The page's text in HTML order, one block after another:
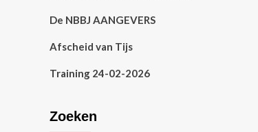
De NBBJ AANGEVERS
Afscheid van Tijs
Training 24-02-2026
Zoeken